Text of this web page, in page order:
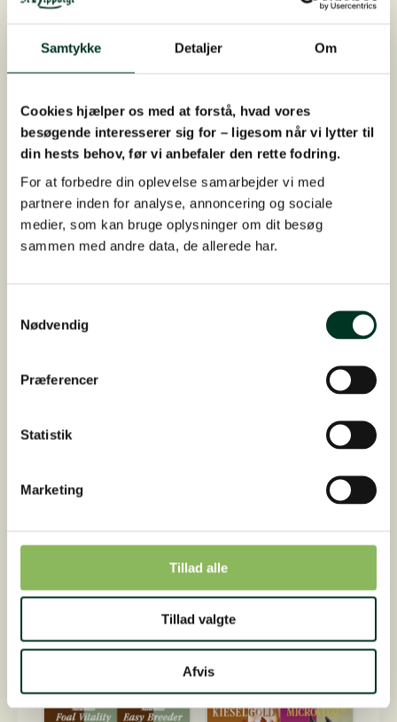
Samtykke Detaljer Om
Cookies hjælper os med at forstå, hvad vores
besøgende interesserer sig for – ligesom når vi lytter til
din hests behov, før vi anbefaler den rette fodring.
For at forbedre din oplevelse samarbejder vi med
partnere inden for analyse, annoncering og sociale
medier, som kan bruge oplysninger om dit besøg
sammen med andre data, de allerede har.
Nødvendig
Præferencer
Statistik
Marketing
Tillad alle
Tillad valgte
Afvis